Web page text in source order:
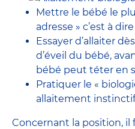
Mettre le bébé le
adresse » c’est à
Essayer d’allaiter
d’éveil du bébé,
bébé peut téter en
Pratiquer le «
allaitement
Concernant la position,